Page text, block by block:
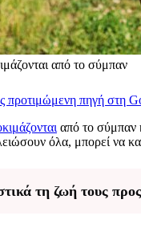
από το σύμπαν
πηγή στη
από το σύμπαν
όλα, μπορεί να
τη ζωή τους